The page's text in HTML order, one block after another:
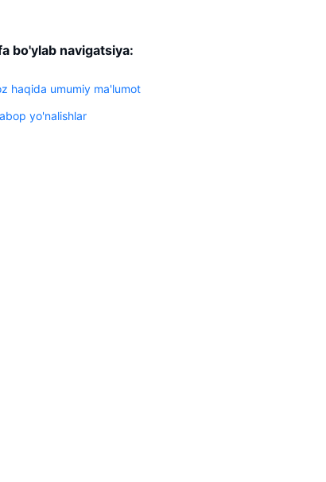
bo'ylab navigatsiya:
haqida umumiy ma'lumot
yo'nalishlar